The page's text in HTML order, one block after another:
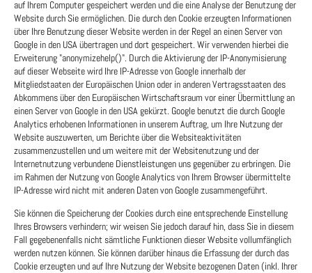
auf Ihrem Computer gespeichert werden und die eine Analyse der Benutzung der
Website durch Sie ermöglichen. Die durch den Cookie erzeugten Informationen
über Ihre Benutzung dieser Website werden in der Regel an einen Server von
Google in den USA übertragen und dort gespeichert. Wir verwenden hierbei die
Erweiterung "anonymizehelp()". Durch die Aktivierung der IP-Anonymisierung
auf dieser Webseite wird Ihre IP-Adresse von Google innerhalb der
Mitgliedstaaten der Europäischen Union oder in anderen Vertragsstaaten des
Abkommens über den Europäischen Wirtschaftsraum vor einer Übermittlung an
einen Server von Google in den USA gekürzt. Google benutzt die durch Google
Analytics erhobenen Informationen in unserem Auftrag, um Ihre Nutzung der
Website auszuwerten, um Berichte über die Websiteaktivitäten
zusammenzustellen und um weitere mit der Websitenutzung und der
Internetnutzung verbundene Dienstleistungen uns gegenüber zu erbringen. Die
im Rahmen der Nutzung von Google Analytics von Ihrem Browser übermittelte
IP-Adresse wird nicht mit anderen Daten von Google zusammengeführt.
Sie können die Speicherung der Cookies durch eine entsprechende Einstellung
Ihres Browsers verhindern; wir weisen Sie jedoch darauf hin, dass Sie in diesem
Fall gegebenenfalls nicht sämtliche Funktionen dieser Website vollumfänglich
werden nutzen können. Sie können darüber hinaus die Erfassung der durch das
Cookie erzeugten und auf Ihre Nutzung der Website bezogenen Daten (inkl. Ihrer